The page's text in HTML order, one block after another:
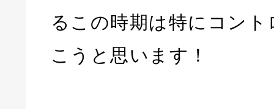
るこの時期は特にコン
こうと思います！